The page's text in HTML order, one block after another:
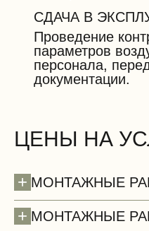
СДАЧА В
Проведение
параметров
персонала,
документации.
ЦЕНЫ НА
+ МОНТАЖНЫЕ
+ МОНТАЖНЫЕ